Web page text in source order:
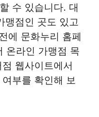
수 있습니다. 대
맹점인 곳도 있고
에 문화누리 홈페
온라인 가맹점 목
웹사이트에서
부를 확인해 보